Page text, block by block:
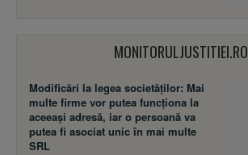
MONITORULJUSTITIEI.RO
Modificări la legea societăţilor: Mai
multe firme vor putea funcţiona la
aceeaşi adresă, iar o persoană va
putea fi asociat unic în mai multe
SRL